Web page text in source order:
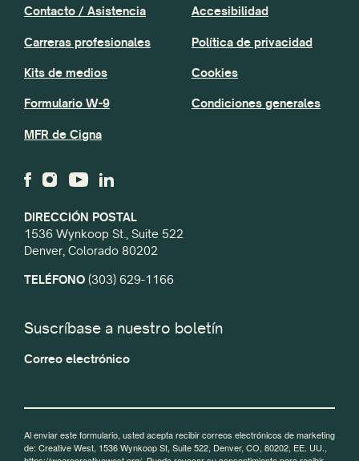
DIRECCIÓN POSTAL
1536 Wynkoop St., Suite 522
Denver, Colorado 80202
TELÉFONO (303) 629-1166
Contacto / Asistencia
Carreras profesionales
Kits de medios
Formulario W-9
MFR de Cigna
Accesibilidad
Política de privacidad
Cookies
Condiciones generales
Suscríbase a nuestro boletín
Correo electrónico
Al enviar este formulario, usted acepta recibir correos electrónicos de marketing
de: Creative West, 1536 Wynkoop St, Suite 522, Denver, CO, 80202, EE. UU.,